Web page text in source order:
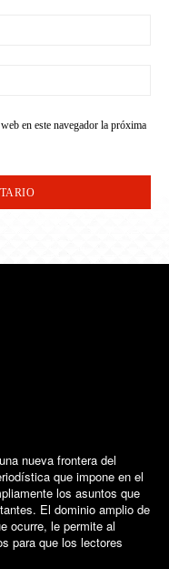
en este navegador la próxima
nueva frontera del
que impone en el
los asuntos que
El dominio amplio de
ocurre, le permite al
para que los lectores